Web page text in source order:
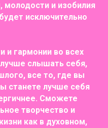
молодости и изобилия
исключительно
и гармонии во всех
слышать себя,
все то, где вы
станете лучше себя
Сможете
творчество и
как в духовном,